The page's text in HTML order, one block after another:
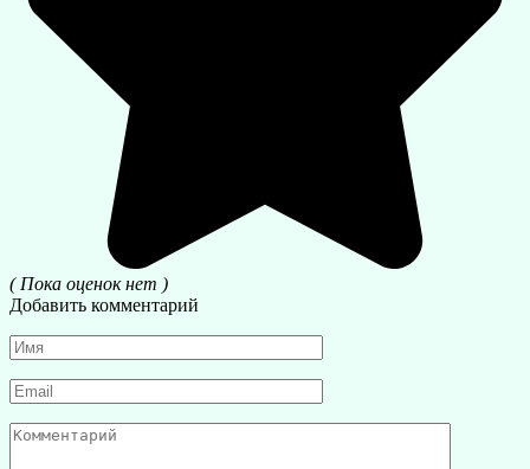
( Пока оценок нет )
Добавить комментарий
Имя
*
Email
*
Комментарий